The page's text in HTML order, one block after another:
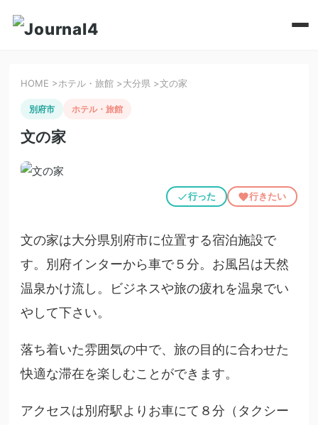
HOME >ホテル・旅館 >大分県 >文の家
別府市 ホテル・旅館
文の家
行った 行きたい
文の家は大分県別府市に位置する宿泊施設で
す。別府インターから車で５分。お風呂は天然
温泉かけ流し。ビジネスや旅の疲れを温泉でい
やして下さい。
落ち着いた雰囲気の中で、旅の目的に合わせた
快適な滞在を楽しむことができます。
アクセスは別府駅よりお車にて８分（タクシー